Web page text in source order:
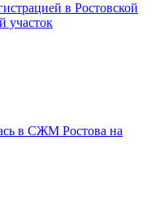
в Ростовской
участок
в СЖМ Ростова на